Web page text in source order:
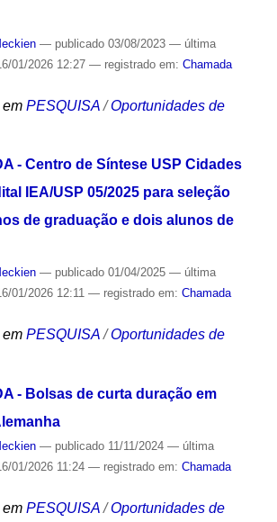
— publicado03/08/2023 — última
01/2026 12:27 — registrado em: Chamada
PESQUISA /Oportunidades de
- Centro de Síntese USP Cidades
IEA/USP 05/2025 para seleção
de graduação e dois alunos de
— publicado01/04/2025 — última
01/2026 12:11 — registrado em: Chamada
PESQUISA /Oportunidades de
- Bolsas de curta duração em
— publicado11/11/2024 — última
01/2026 11:24 — registrado em: Chamada
PESQUISA /Oportunidades de